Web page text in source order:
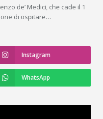
de’ Medici, che cade il 1
di ospitare…
Instagram
WhatsApp